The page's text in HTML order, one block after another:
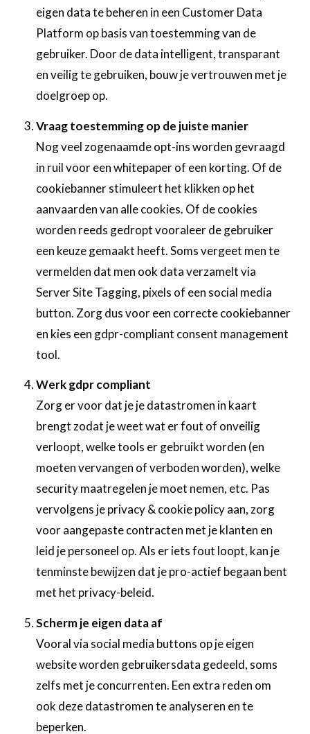
eigen data te beheren in een Customer Data
Platform op basis van toestemming van de
gebruiker. Door de data intelligent, transparant
en veilig te gebruiken, bouw je vertrouwen met je
doelgroep op.
Vraag toestemming op de juiste manier
Nog veel zogenaamde opt-ins worden gevraagd
in ruil voor een whitepaper of een korting. Of de
cookiebanner stimuleert het klikken op het
aanvaarden van alle cookies. Of de cookies
worden reeds gedropt vooraleer de gebruiker
een keuze gemaakt heeft. Soms vergeet men te
vermelden dat men ook data verzamelt via
Server Site Tagging, pixels of een social media
button. Zorg dus voor een correcte cookiebanner
en kies een gdpr-compliant consent management
tool.
Werk gdpr compliant
Zorg er voor dat je je datastromen in kaart
brengt zodat je weet wat er fout of onveilig
verloopt, welke tools er gebruikt worden (en
moeten vervangen of verboden worden), welke
security maatregelen je moet nemen, etc. Pas
vervolgens je privacy & cookie policy aan, zorg
voor aangepaste contracten met je klanten en
leid je personeel op. Als er iets fout loopt, kan je
tenminste bewijzen dat je pro-actief begaan bent
met het privacy-beleid.
Scherm je eigen data af
Vooral via social media buttons op je eigen
website worden gebruikersdata gedeeld, soms
zelfs met je concurrenten. Een extra reden om
ook deze datastromen te analyseren en te
beperken.